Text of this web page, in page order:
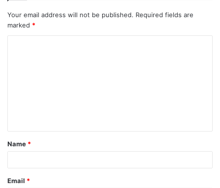
Your email address will not be published. Required fields are
marked *
Name *
Email *